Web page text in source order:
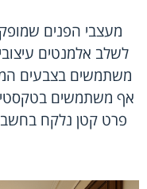
מעצבי הפנים
לשלב אלמנטים
משתמשים בצבעים
אף משתמשים
פרט קטן נלקח